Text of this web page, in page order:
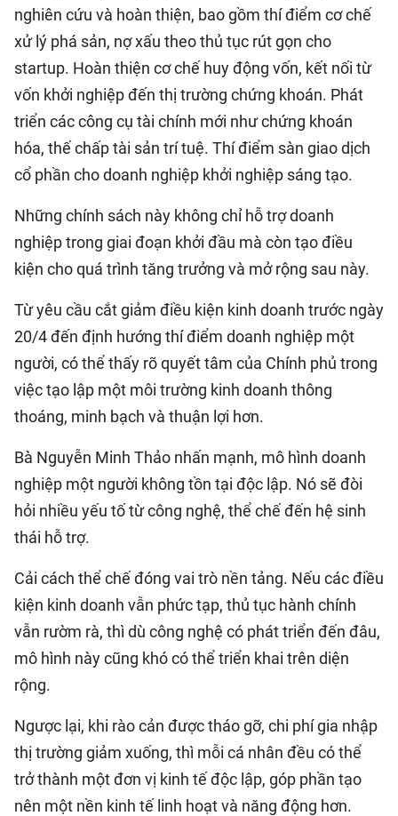
nghiên cứu và hoàn thiện, bao gồm thí điểm cơ chế
xử lý phá sản, nợ xấu theo thủ tục rút gọn cho
startup. Hoàn thiện cơ chế huy động vốn, kết nối từ
vốn khởi nghiệp đến thị trường chứng khoán. Phát
triển các công cụ tài chính mới như chứng khoán
hóa, thế chấp tài sản trí tuệ. Thí điểm sàn giao dịch
cổ phần cho doanh nghiệp khởi nghiệp sáng tạo.
Những chính sách này không chỉ hỗ trợ doanh
nghiệp trong giai đoạn khởi đầu mà còn tạo điều
kiện cho quá trình tăng trưởng và mở rộng sau này.
Từ yêu cầu cắt giảm điều kiện kinh doanh trước ngày
20/4 đến định hướng thí điểm doanh nghiệp một
người, có thể thấy rõ quyết tâm của Chính phủ trong
việc tạo lập một môi trường kinh doanh thông
thoáng, minh bạch và thuận lợi hơn.
Bà Nguyễn Minh Thảo nhấn mạnh, mô hình doanh
nghiệp một người không tồn tại độc lập. Nó sẽ đòi
hỏi nhiều yếu tố từ công nghệ, thể chế đến hệ sinh
thái hỗ trợ.
Cải cách thể chế đóng vai trò nền tảng. Nếu các điều
kiện kinh doanh vẫn phức tạp, thủ tục hành chính
vẫn rườm rà, thì dù công nghệ có phát triển đến đâu,
mô hình này cũng khó có thể triển khai trên diện
rộng.
Ngược lại, khi rào cản được tháo gỡ, chi phí gia nhập
thị trường giảm xuống, thì mỗi cá nhân đều có thể
trở thành một đơn vị kinh tế độc lập, góp phần tạo
nên một nền kinh tế linh hoạt và năng động hơn.